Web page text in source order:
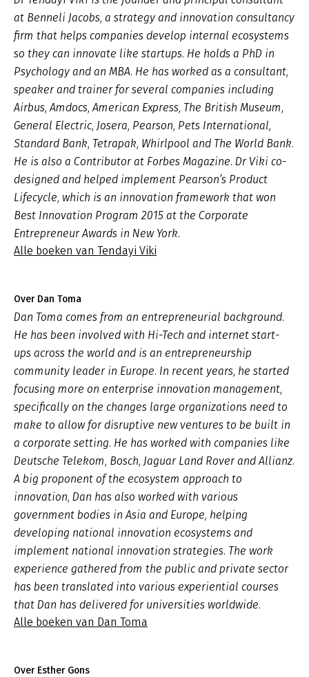
at Benneli Jacobs, a strategy and innovation consultancy
firm that helps companies develop internal ecosystems
so they can innovate like startups. He holds a PhD in
Psychology and an MBA. He has worked as a consultant,
speaker and trainer for several companies including
Airbus, Amdocs, American Express, The British Museum,
General Electric, Josera, Pearson, Pets International,
Standard Bank, Tetrapak, Whirlpool and The World Bank.
He is also a Contributor at Forbes Magazine. Dr Viki co-
designed and helped implement Pearson’s Product
Lifecycle, which is an innovation framework that won
Best Innovation Program 2015 at the Corporate
Entrepreneur Awards in New York.
Alle boeken van Tendayi Viki
Over Dan Toma
Dan Toma comes from an entrepreneurial background.
He has been involved with Hi-Tech and internet start-
ups across the world and is an entrepreneurship
community leader in Europe. In recent years, he started
focusing more on enterprise innovation management,
specifically on the changes large organizations need to
make to allow for disruptive new ventures to be built in
a corporate setting. He has worked with companies like
Deutsche Telekom, Bosch, Jaguar Land Rover and Allianz.
A big proponent of the ecosystem approach to
innovation, Dan has also worked with various
government bodies in Asia and Europe, helping
developing national innovation ecosystems and
implement national innovation strategies. The work
experience gathered from the public and private sector
has been translated into various experiential courses
that Dan has delivered for universities worldwide.
Alle boeken van Dan Toma
Over Esther Gons